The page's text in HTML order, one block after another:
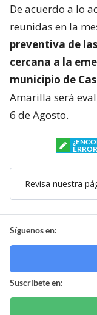
De acuerdo a lo
reunidas en la
preventiva de
cercana a la
municipio de
Amarilla será
6 de Agosto.
Revisa nuestra
Síguenos en:
Suscríbete en: